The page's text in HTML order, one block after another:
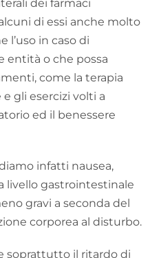
dei farmaci
di essi anche molto
l’uso in caso di
entità o che possa
come la terapia
gli esercizi volti a
ed il benessere
infatti nausea,
livello gastrointestinale
gravi a seconda del
corporea al disturbo.
soprattutto il ritardo di